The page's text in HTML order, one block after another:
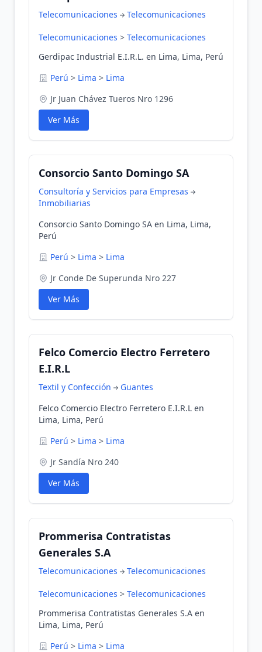
Telecomunicaciones Telecomunicaciones
Telecomunicaciones > Telecomunicaciones
Gerdipac Industrial E.I.R.L. en Lima, Lima, Perú
Perú > Lima > Lima
Jr Juan Chávez Tueros Nro 1296
Ver Más
Consorcio Santo Domingo SA
Consultoría y Servicios para Empresas
Inmobiliarias
Consorcio Santo Domingo SA en Lima, Lima,
Perú
Perú > Lima > Lima
Jr Conde De Superunda Nro 227
Ver Más
Felco Comercio Electro Ferretero
E.I.R.L
Textil y Confección
Guantes
Felco Comercio Electro Ferretero E.I.R.L en
Lima, Lima, Perú
Perú > Lima > Lima
Jr Sandía Nro 240
Ver Más
Prommerisa Contratistas
Generales S.A
Telecomunicaciones Telecomunicaciones
Telecomunicaciones > Telecomunicaciones
Prommerisa Contratistas Generales S.A en
Lima, Lima, Perú
Perú > Lima > Lima